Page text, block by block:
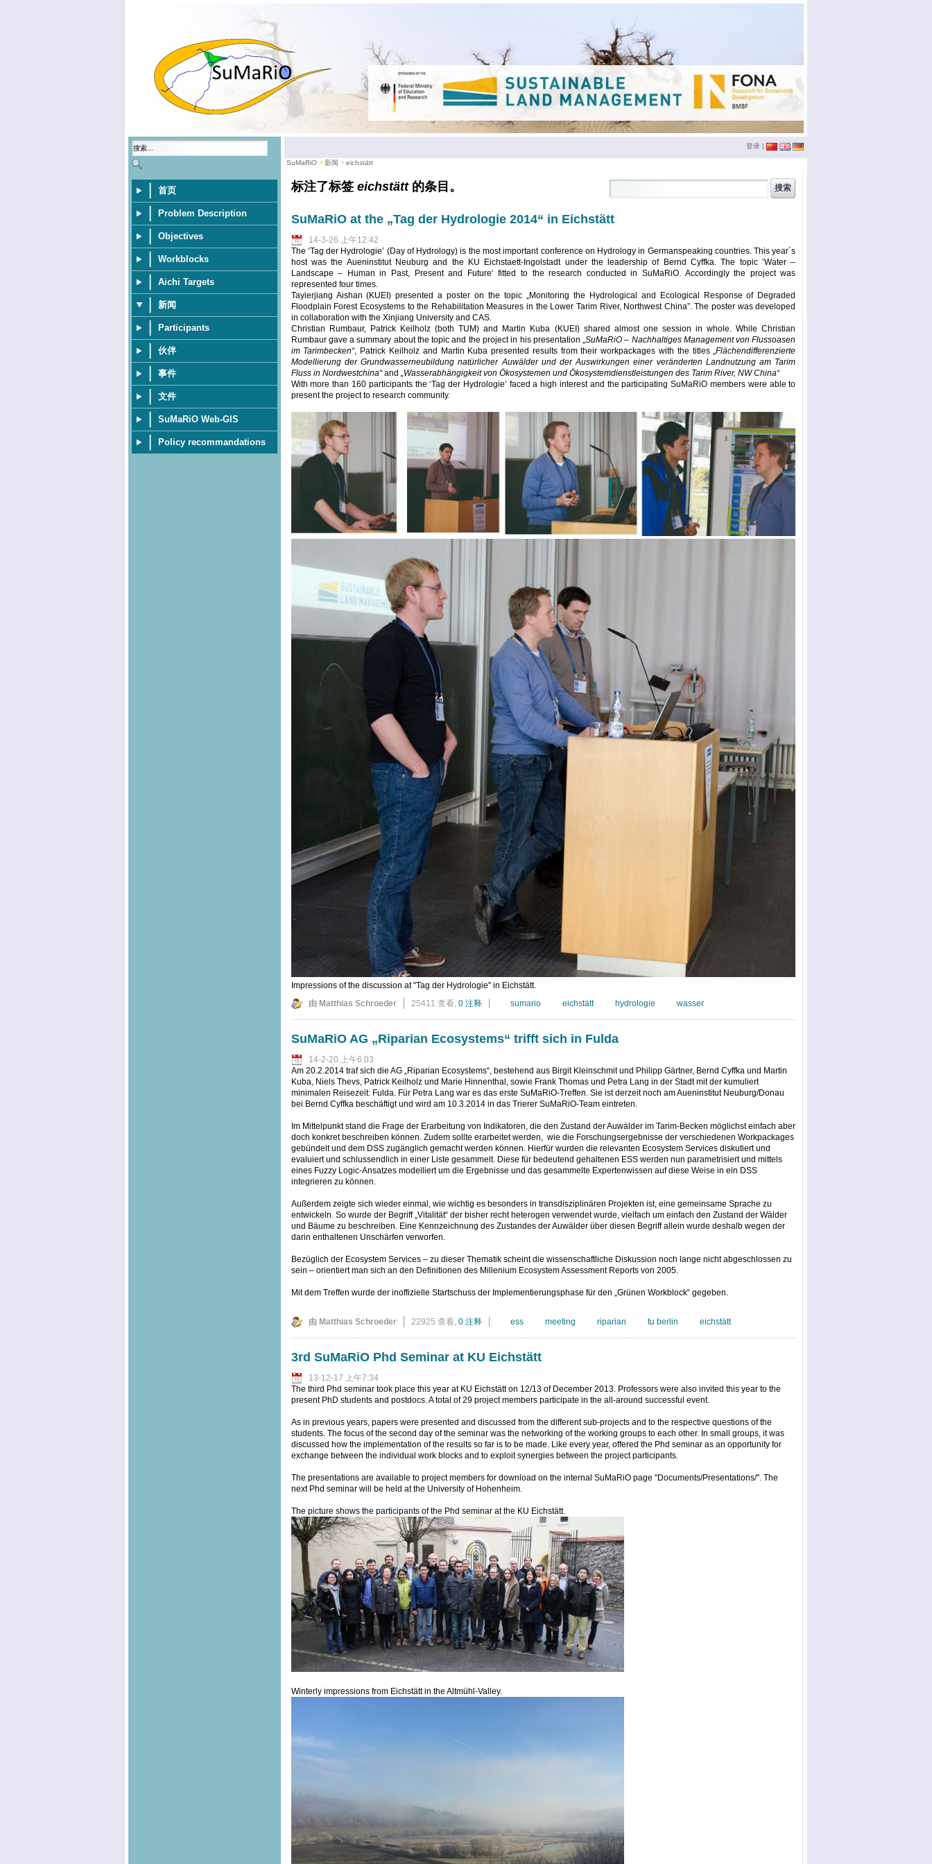
首页
Problem Description
Objectives
Workblocks
Aichi Targets
新闻
Participants
伙伴
事件
文件
SuMaRiO Web-GIS
Policy recommandations
登录 |
SuMaRiO 新闻 eichstätt
标注了标签 eichstätt的条目。
SuMaRiO at the „Tag der Hydrologie 2014“ in Eichstätt
14-3-26 上午12:42
The ‘Tag der Hydrologie’ (Day of Hydrology) is the most important conference on Hydrology in Germanspeaking countries. This year´s
host was the Aueninstitut Neuburg and the KU Eichstaett-Ingolstadt under the leadership of Bernd Cyffka. The topic ’Water –
Landscape – Human in Past, Present and Future‘ fitted to the research conducted in SuMaRiO. Accordingly the project was
represented four times.
Tayierjiang Aishan (KUEI) presented a poster on the topic „Monitoring the Hydrological and Ecological Response of Degraded
Floodplain Forest Ecosystems to the Rehabilitation Measures in the Lower Tarim River, Northwest China”. The poster was developed
in collaboration with the Xinjiang University and CAS.
Christian Rumbaur, Patrick Keilholz (both TUM) and Martin Kuba (KUEI) shared almost one session in whole. While Christian
Rumbaur gave a summary about the topic and the project in his presentation „SuMaRiO – Nachhaltiges Management von Flussoasen
im Tarimbecken“, Patrick Keilholz and Martin Kuba presented results from their workpackages with the titles „Flächendifferenzierte
Modellierung der Grundwasserneubildung natürlicher Auwälder und der Auswirkungen einer veränderten Landnutzung am Tarim
Fluss in Nordwestchina“and „Wasserabhängigkeit von Ökosystemen und Ökosystemdienstleistungen des Tarim River, NW China“
With more than 160 participants the ‘Tag der Hydrologie’ faced a high interest and the participating SuMaRiO members were able to
present the project to research community.
Impressions of the discussion at "Tag der Hydrologie" in Eichstätt.
由 Matthias Schroeder
25411 查看, 0 注释 sumario eichstätt hydrologie wasser
SuMaRiO AG „Riparian Ecosystems“ trifft sich in Fulda
14-2-20 上午6:03
Am 20.2.2014 traf sich die AG „Riparian Ecosystems“, bestehend aus Birgit Kleinschmit und Philipp Gärtner, Bernd Cyffka und Martin
Kuba, Niels Thevs, Patrick Keilholz und Marie Hinnenthal, sowie Frank Thomas und Petra Lang in der Stadt mit der kumuliert
minimalen Reisezeit: Fulda. Für Petra Lang war es das erste SuMaRiO-Treffen. Sie ist derzeit noch am Aueninstitut Neuburg/Donau
bei Bernd Cyffka beschäftigt und wird am 10.3.2014 in das Trierer SuMaRiO-Team eintreten.
Im Mittelpunkt stand die Frage der Erarbeitung von Indikatoren, die den Zustand der Auwälder im Tarim-Becken möglichst einfach aber
doch konkret beschreiben können. Zudem sollte erarbeitet werden, wie die Forschungsergebnisse der verschiedenen Workpackages
gebündelt und dem DSS zugänglich gemacht werden können. Hierfür wurden die relevanten Ecosystem Services diskutiert und
evaluiert und schlussendlich in einer Liste gesammelt. Diese für bedeutend gehaltenen ESS werden nun parametrisiert und mittels
eines Fuzzy Logic-Ansatzes modelliert um die Ergebnisse und das gesammelte Expertenwissen auf diese Weise in ein DSS
integrieren zu können.
Außerdem zeigte sich wieder einmal, wie wichtig es besonders in transdisziplinären Projekten ist, eine gemeinsame Sprache zu
entwickeln. So wurde der Begriff „Vitalität“ der bisher recht heterogen verwendet wurde, vielfach um einfach den Zustand der Wälder
und Bäume zu beschreiben. Eine Kennzeichnung des Zustandes der Auwälder über diesen Begriff allein wurde deshalb wegen der
darin enthaltenen Unschärfen verworfen.
Bezüglich der Ecosystem Services – zu dieser Thematik scheint die wissenschaftliche Diskussion noch lange nicht abgeschlossen zu
sein – orientiert man sich an den Definitionen des Millenium Ecosystem Assessment Reports von 2005.
Mit dem Treffen wurde der inoffizielle Startschuss der Implementierungsphase für den „Grünen Workblock“ gegeben.
由 Matthias Schroeder 22925 查看, 0 注释 ess meeting riparian tu berlin eichstätt
3rd SuMaRiO Phd Seminar at KU Eichstätt
13-12-17 上午7:34
The third Phd seminar took place this year at KU Eichstätt on 12/13 of December 2013. Professors were also invited this year to the
present PhD students and postdocs. A total of 29 project members participate in the all-around successful event.
As in previous years, papers were presented and discussed from the different sub-projects and to the respective questions of the
students. The focus of the second day of the seminar was the networking of the working groups to each other. In small groups, it was
discussed how the implementation of the results so far is to be made. Like every year, offered the Phd seminar as an opportunity for
exchange between the individual work blocks and to exploit synergies between the project participants.
The presentations are available to project members for download on the internal SuMaRiO page "Documents/Presentations/". The
next Phd seminar will be held at the University of Hohenheim.
The picture shows the participants of the Phd seminar at the KU Eichstätt.
Winterly impressions from Eichstätt in the Altmühl-Valley.